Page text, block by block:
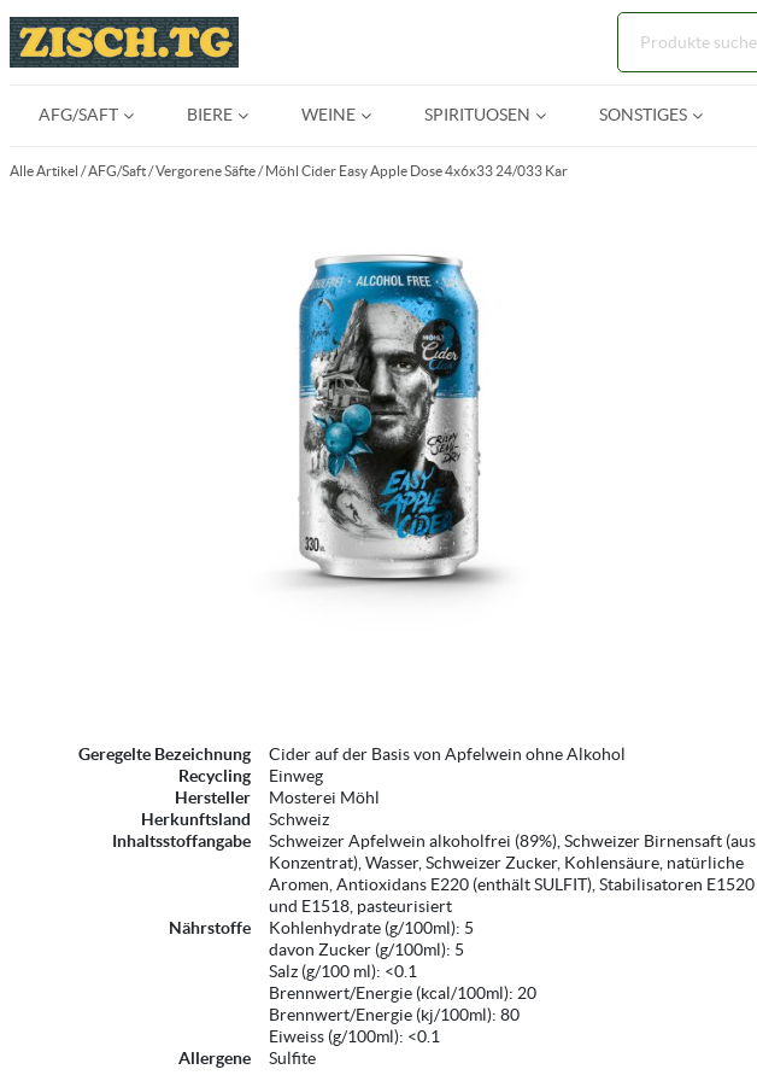
AFG/SAFT BIERE WEINE SPIRITUOSEN SONSTIGES
Alle Artikel /AFG/Saft/Vergorene Säfte/ Möhl Cider Easy Apple Dose 4x6x33 24/033 Kar
Geregelte Bezeichnung
Cider auf der Basis von Apfelwein ohne Alkohol
Recycling
Einweg
Hersteller
Mosterei Möhl
Herkunftsland
Schweiz
Inhaltsstoffangabe
Schweizer Apfelwein alkoholfrei (89%), Schweizer Birnensaft (aus
Konzentrat), Wasser, Schweizer Zucker, Kohlensäure, natürliche
Aromen, Antioxidans E220 (enthält SULFIT), Stabilisatoren E1520
und E1518, pasteurisiert
Nährstoffe
Kohlenhydrate (g/100ml): 5
davon Zucker (g/100ml): 5
Salz (g/100 ml): <0.1
Brennwert/Energie (kcal/100ml): 20
Brennwert/Energie (kj/100ml): 80
Eiweiss (g/100ml): <0.1
Allergene
Sulfite